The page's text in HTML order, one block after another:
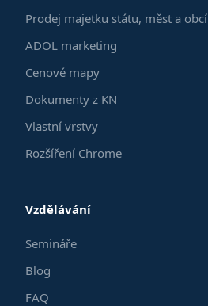
Prodej majetku státu, měst a obcí
ADOL marketing
Cenové mapy
Dokumenty z KN
Vlastní vrstvy
Rozšíření Chrome
Vzdělávání
Semináře
Blog
FAQ